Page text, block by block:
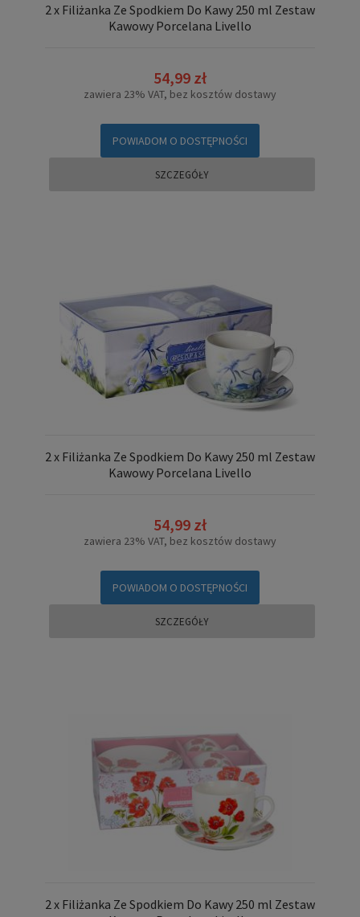
2 x Filiżanka Ze Spodkiem Do Kawy 250 ml Zestaw
Kawowy Porcelana Livello
54,99 zł
zawiera 23% VAT, bez kosztów dostawy
POWIADOM O DOSTĘPNOŚCI
SZCZEGÓŁY
2 x Filiżanka Ze Spodkiem Do Kawy 250 ml Zestaw
Kawowy Porcelana Livello
54,99 zł
zawiera 23% VAT, bez kosztów dostawy
POWIADOM O DOSTĘPNOŚCI
SZCZEGÓŁY
2 x Filiżanka Ze Spodkiem Do Kawy 250 ml Zestaw